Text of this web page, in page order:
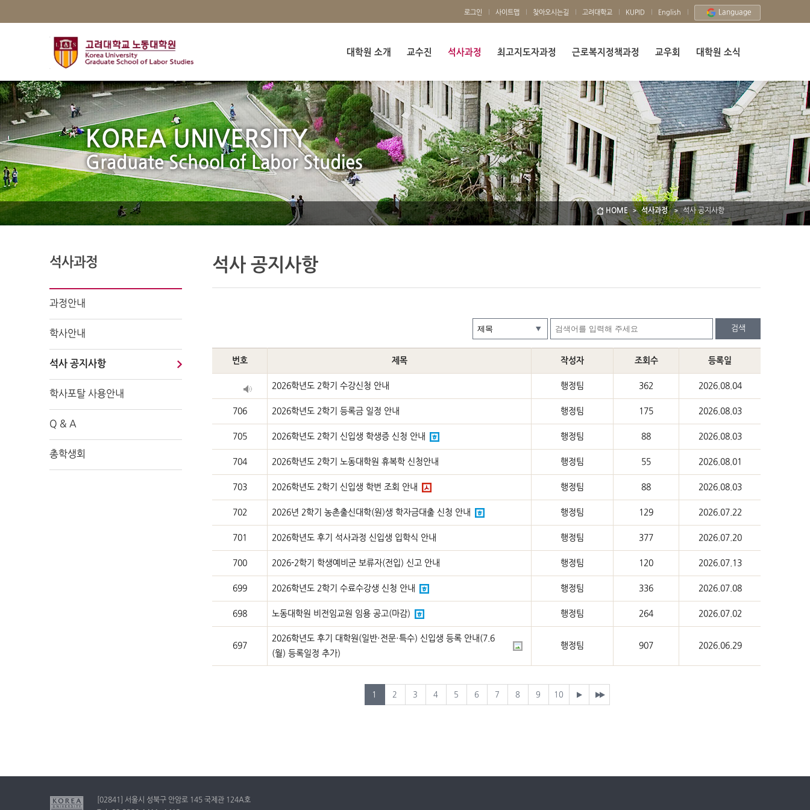
로그인 사이트맵 찾아오시는길 고려대학교 KUPID English Language
대학원 소개 교수진 석사과정 최고지도자과정 근로복지정책과정 교우회 대학원 소식
KOREA UNIVERSITY
Graduate School of Labor Studies
HOME 석사과정 석사 공지사항
석사과정
과정안내
학사안내
석사 공지사항
학사포탈 사용안내
Q & A
총학생회
석사 공지사항
검색
번호 제목 작성자 조회수 등록일
2026학년도 2학기 수강신청 안내 행정팀 362 2026.08.04
706 2026학년도 2학기 등록금 일정 안내 행정팀 175 2026.08.03
705 2026학년도 2학기 신입생 학생증 신청 안내 행정팀 88 2026.08.03
704 2026학년도 2학기 노동대학원 휴복학 신청안내 행정팀 55 2026.08.01
703 2026학년도 2학기 신입생 학번 조회 안내 행정팀 88 2026.08.03
702 2026년 2학기 농촌출신대학(원)생 학자금대출 신청 안내 행정팀 129 2026.07.22
701 2026학년도 후기 석사과정 신입생 입학식 안내 행정팀 377 2026.07.20
700 2026-2학기 학생예비군 보류자(전입) 신고 안내 행정팀 120 2026.07.13
699 2026학년도 2학기 수료수강생 신청 안내 행정팀 336 2026.07.08
698 노동대학원 비전임교원 임용 공고(마감) 행정팀 264 2026.07.02
697
2026학년도 후기 대학원(일반·전문·특수) 신입생 등록 안내(7.6
(월) 등록일정 추가)
행정팀 907 2026.06.29
1 2 3 4 5 6 7 8 9 10
[02841] 서울시 성북구 안암로 145 국제관 124A호